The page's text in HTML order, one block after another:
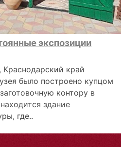
экспозиции
край
было построено купцом
контору в
здание
где..